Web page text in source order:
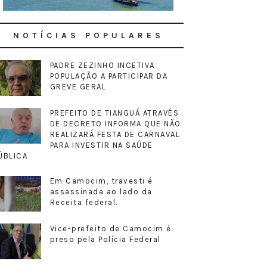
NOTÍCIAS POPULARES
PADRE ZEZINHO INCETIVA
POPULAÇÃO A PARTICIPAR DA
GREVE GERAL
PREFEITO DE TIANGUÁ ATRAVÉS
DE DECRETO INFORMA QUE NÃO
REALIZARÁ FESTA DE CARNAVAL
PARA INVESTIR NA SAÚDE
Em Camocim, travesti é
assassinada ao lado da
Receita federal.
Vice-prefeito de Camocim é
preso pela Polícia Federal